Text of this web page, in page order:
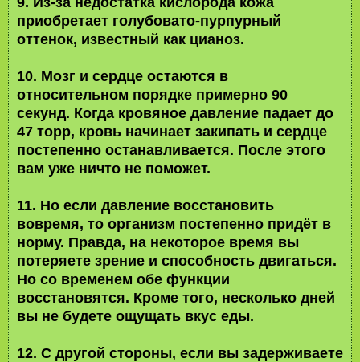
приобретает голубовато-пурпурный
оттенок, известный как цианоз.
10. Мозг и сердце остаются в
относительном порядке примерно 90
секунд. Когда кровяное давление падает до
47 торр, кровь начинает закипать и сердце
постепенно останавливается. После этого
вам уже ничто не поможет.
11. Но если давление восстановить
вовремя, то организм постепенно придёт в
норму. Правда, на некоторое время вы
потеряете зрение и способность двигаться.
Но со временем обе функции
восстановятся. Кроме того, несколько дней
вы не будете ощущать вкус еды.
12. С другой стороны, если вы задерживаете